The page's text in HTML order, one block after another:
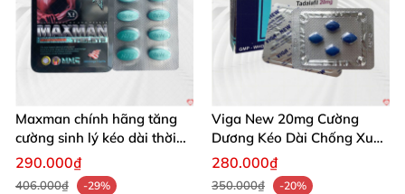
Maxman chính hãng tăng
cường sinh lý kéo dài thời
gian xuất tinh
290.000₫
406.000₫
-29%
Viga New 20mg Cường
Dương Kéo Dài Chống Xuất
Tinh Hộp 4 Viên
280.000₫
350.000₫
-20%